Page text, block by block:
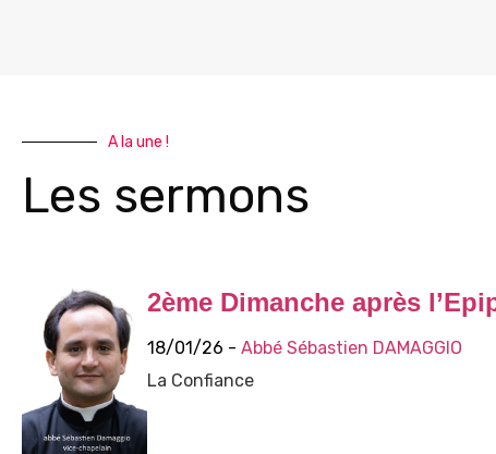
A la une !
Les sermons
2ème Dimanche après
18/01/26 - Abbé Sébastien DAMAGGIO
La Confiance